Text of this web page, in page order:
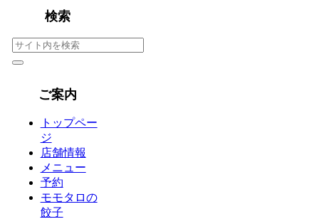
検索
ご案内
トップペー
ジ
店舗情報
メニュー
予約
モモタロの
餃子